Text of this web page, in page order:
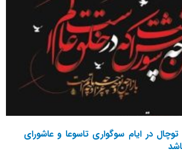
در ایام سوگواری تاسوعا و عاشورای